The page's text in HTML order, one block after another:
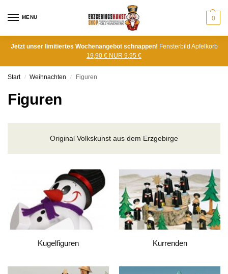
MENU 0
Jetzt unser limitiertes Wochenangebot schnappen! Fensterbild Apfelkorb
19,90 € NUR 9,95 €
Start / Weihnachten / Figuren
Figuren
Original Volkskunst aus dem Erzgebirge
Kugelfiguren Kurrenden